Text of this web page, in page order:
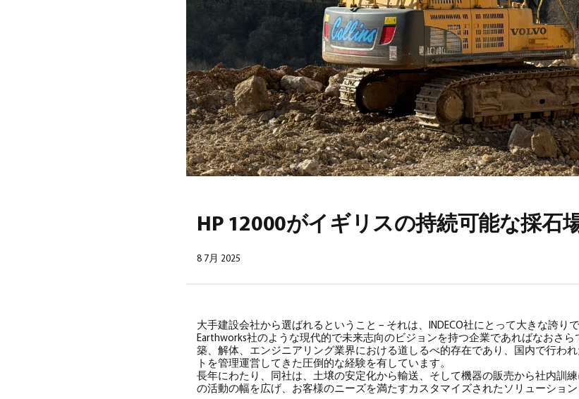
HP 12000がイギリスの持続可能な採石
8 7月 2025
大手建設会社から選ばれるということ – それは、INDECO社にとって大きな誇り
Earthworks社のような現代的で未来志向のビジョンを持つ企業であればなおさ
築、解体、エンジニアリング業界における道しるべ的存在であり、国内で行わ
トを管理運営してきた圧倒的な経験を有しています。
長年にわたり、同社は、土壌の安定化から輸送、そして機器の販売から社内訓
の活動の幅を広げ、お客様のニーズを満たすカスタマイズされたソリューション